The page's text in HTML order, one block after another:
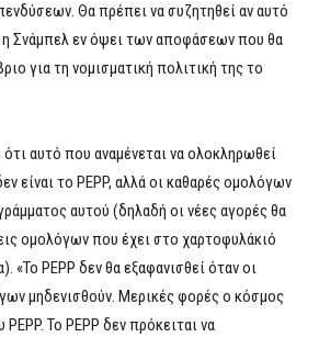
Θα πρέπει να συζητηθεί αν αυτό
η Σνάμπελ εν όψει των αποφάσεων που θα
για τη νομισματική πολιτική της το
αυτό που αναμένεται να ολοκληρωθεί
είναι το PEPP, αλλά οι καθαρές ομολόγων
αυτού (δηλαδή οι νέες αγορές θα
ομολόγων που έχει στο χαρτοφυλάκιό
«Το PEPP δεν θα εξαφανισθεί όταν οι
μηδενισθούν. Μερικές φορές ο κόσμος
Το PEPP δεν πρόκειται να